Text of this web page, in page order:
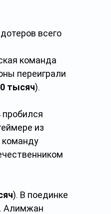
всего
команда
переиграли
тысяч).
пробился
из
команду
). В поединке
Алимжан